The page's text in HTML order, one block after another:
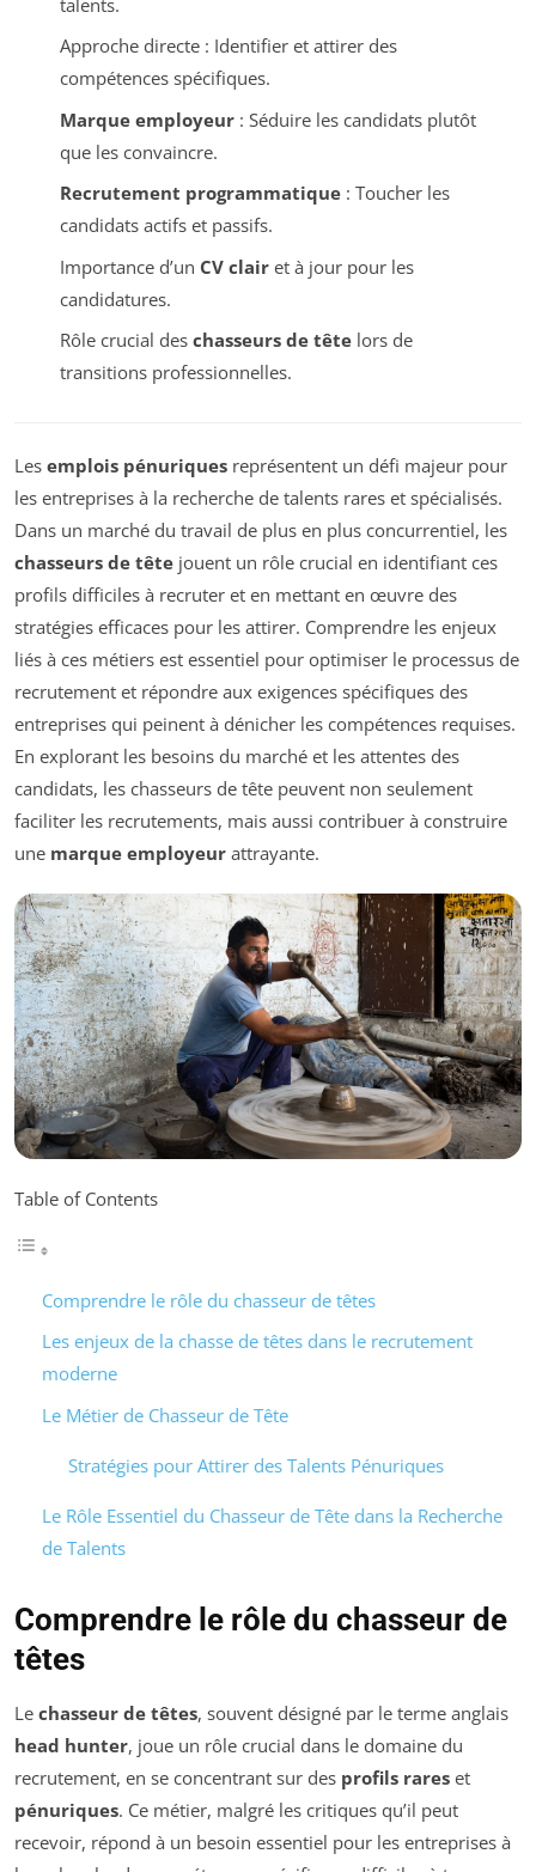
Approche directe : Identifier et attirer des
compétences spécifiques.
Marque employeur: Séduire les candidats plutôt
que les convaincre.
Recrutement programmatique: Toucher les
candidats actifs et passifs.
Importance d’un CV clairet à jour pour les
candidatures.
Rôle crucial des chasseurs de têtelors de
transitions professionnelles.
Les emplois pénuriques représentent un défi majeur pour
les entreprises à la recherche de talents rares et spécialisés.
Dans un marché du travail de plus en plus concurrentiel, les
chasseurs de tête jouent un rôle crucial en identifiant ces
profils difficiles à recruter et en mettant en œuvre des
stratégies efficaces pour les attirer. Comprendre les enjeux
liés à ces métiers est essentiel pour optimiser le processus de
recrutement et répondre aux exigences spécifiques des
entreprises qui peinent à dénicher les compétences requises.
En explorant les besoins du marché et les attentes des
candidats, les chasseurs de tête peuvent non seulement
faciliter les recrutements, mais aussi contribuer à construire
une marque employeur attrayante.
Table of Contents
Comprendre le rôle du chasseur de têtes
Les enjeux de la chasse de têtes dans le recrutement
moderne
Le Métier de Chasseur de Tête
Stratégies pour Attirer des Talents Pénuriques
Le Rôle Essentiel du Chasseur de Tête dans la Recherche
de Talents
Comprendre le rôle du chasseur de
têtes
Le chasseur de têtes, souvent désigné par le terme anglais
head hunter, joue un rôle crucial dans le domaine du
recrutement, en se concentrant sur des profils rares et
pénuriques. Ce métier, malgré les critiques qu’il peut
recevoir, répond à un besoin essentiel pour les entreprises à